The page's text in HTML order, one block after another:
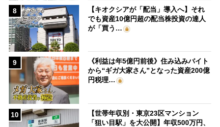
8
【キオクシアが「配当」導入へ】それ
でも資産10億円超の配当株投資の達人
が「買う…
9
《利益は年5億円前後》住み込みバイト
から“ギガ大家さん”となった資産200億
円税理…
10
【世帯年収別・東京23区マンション
「狙い目駅」を大公開】年収500万円、